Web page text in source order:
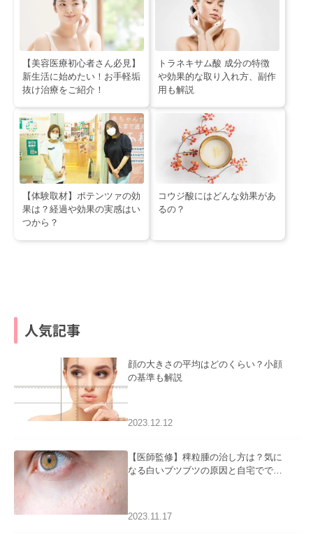
【美容医療初心者さん必見】
新生活に始めたい！お手軽垢
抜け治療をご紹介！
トラネキサム酸 成分の特徴
や効果的な取り入れ方、副作
用も解説
【体験取材】ポテンツァの効
果は？経過や効果の実感はい
つから？
コウジ酸にはどんな効果があ
るの？
人気記事
顔の大きさの平均はどのくらい？小顔
の基準も解説
2023.12.12
【医師監修】稗粒腫の治し方は？気に
なる白いブツブツの原因と自宅ででき
2023.11.17